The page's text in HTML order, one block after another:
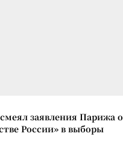
заявления Парижа о
России» в выборы